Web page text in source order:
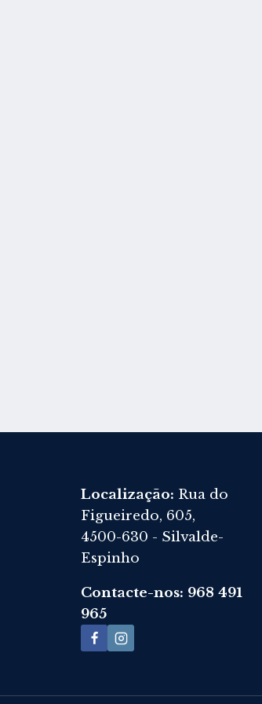
Localização: Rua do
Figueiredo, 605,
4500-630 - Silvalde-
Espinho
Contacte-nos: 968 491
965